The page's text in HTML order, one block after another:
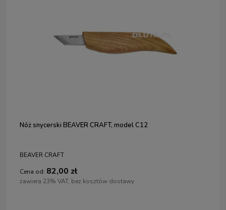
Nóż snycerski BEAVER CRAFT, model C12
BEAVER CRAFT
Cena od: 82,00 zł
zawiera 23% VAT, bez kosztów dostawy